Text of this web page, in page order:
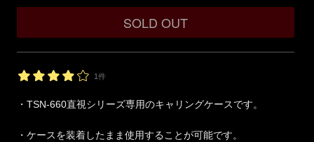
1件
・TSN-660直視シリーズ専用のキャリングケースです。
・ケースを装着したまま使用することが可能です。